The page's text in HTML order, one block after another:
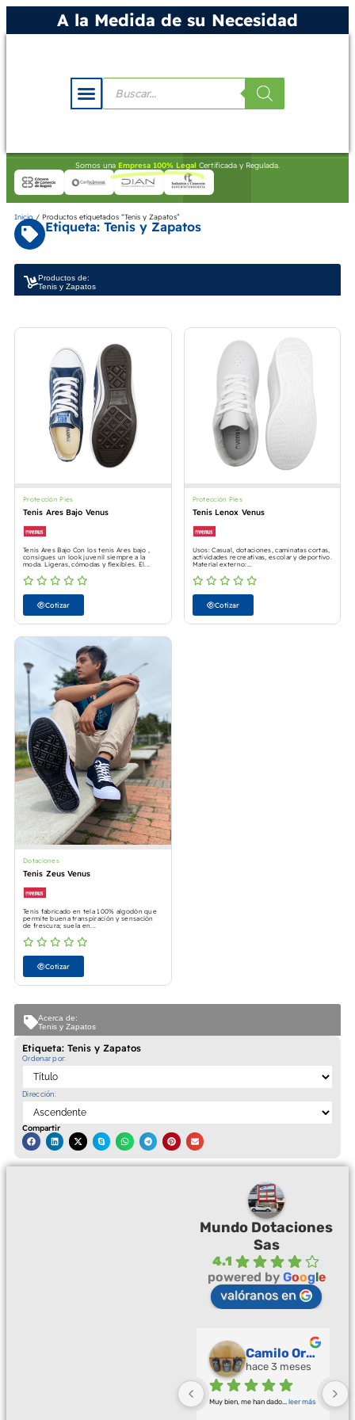
A la Medida de su Necesidad
Somos una Empresa 100% Legal Certificada y Regulada.
Etiqueta: Tenis y Zapatos
Ordenar por:
Dirección:
Compartir
Inicio / Productos etiquetados “Tenis y Zapatos”
Etiqueta: Tenis y Zapatos
Productos de:
Tenis y Zapatos
Acerca de:
Tenis y Zapatos
Protección Pies
Tenis Ares Bajo Venus
Tenis Ares Bajo Con los tenis Ares bajo ,
consigues un look juvenil siempre a la
moda. Ligeras, cómodas y flexibles. El...
Cotizar
Protección Pies
Tenis Lenox Venus
Usos: Casual, dotaciones, caminatas cortas,
actividades recreativas, escolar y deportivo.
Material externo:...
Cotizar
Dotaciones
Tenis Zeus Venus
Tenis fabricado en tela 100% algodón que
permite buena transpiración y sensación
de frescura; suela en...
Cotizar
Mundo Dotaciones
Sas
4.1
powered by Google
valóranos en
Camilo Ortegón
hace 3 meses
Muy bien, me han dado leer más